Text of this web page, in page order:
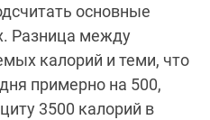
основные
Разница между
калорий и теми, что
примерно на 500,
3500 калорий в